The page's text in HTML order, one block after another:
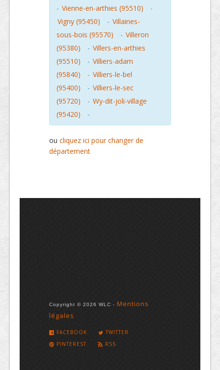
- Vienne-en-arthies (95510)
-
Vigny (95450)
- Villaines-
sous-bois (95570)
- Villeron
(95380)
- Villers-en-arthies
(95510)
- Villiers-adam
(95840)
- Villiers-le-bel
(95400)
- Villiers-le-sec
(95720)
- Wy-dit-joli-village
(95420)
-
ou cliquez ici pour changer de
département
Copyright © 2026 WLC - Mentions
légales
FACEBOOK
TWITTER
PINTEREST
RSS